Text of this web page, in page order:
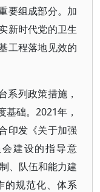
要组成部分。加
新时代党的卫生
工程落地见效的
系列政策措施，
础。2021年，
印发《关于加强
建设的指导意
、队伍和能力建
的规范化、体系